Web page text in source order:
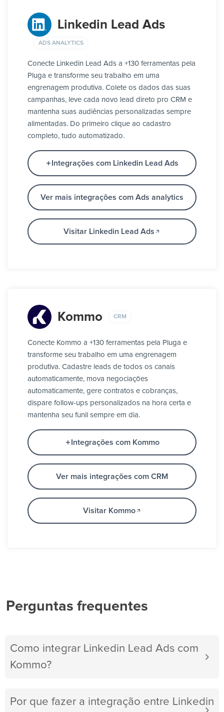
Linkedin Lead Ads
ADS ANALYTICS
Conecte Linkedin Lead Ads a +130 ferramentas pela
Pluga e transforme seu trabalho em uma
engrenagem produtiva. Colete os dados das suas
campanhas, leve cada novo lead direto pro CRM e
mantenha suas audiências personalizadas sempre
alimentadas. Do primeiro clique ao cadastro
completo, tudo automatizado.
Integrações com Linkedin Lead Ads
Ver mais integrações com Ads analytics
Visitar Linkedin Lead Ads
Kommo CRM
Conecte Kommo a +130 ferramentas pela Pluga e
transforme seu trabalho em uma engrenagem
produtiva. Cadastre leads de todos os canais
automaticamente, mova negociações
automaticamente, gere contratos e cobranças,
dispare follow-ups personalizados na hora certa e
mantenha seu funil sempre em dia.
Integrações com Kommo
Ver mais integrações com CRM
Visitar Kommo
Perguntas frequentes
Como integrar Linkedin Lead Ads com
Kommo?
Por que fazer a integração entre Linkedin